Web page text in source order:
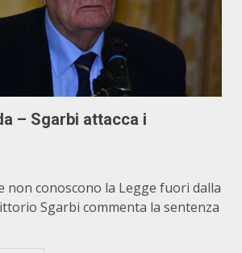
– Sgarbi attacca i
non conoscono la Legge fuori dalla
Sgarbi commenta la sentenza